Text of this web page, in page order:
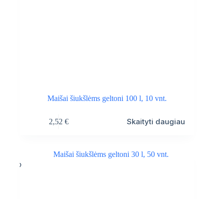
Maišai šiukšlėms geltoni 100 l, 10 vnt.
2,52 € Skaityti daugiau